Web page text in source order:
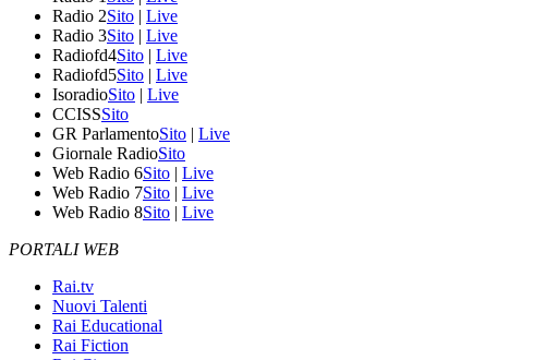
Radio 2Sito | Live
Radio 3Sito | Live
Radiofd4Sito | Live
Radiofd5Sito | Live
IsoradioSito | Live
CCISSSito
GR ParlamentoSito | Live
Giornale RadioSito
Web Radio 6Sito | Live
Web Radio 7Sito | Live
Web Radio 8Sito | Live
PORTALI WEB
Rai.tv
Nuovi Talenti
Rai Educational
Rai Fiction